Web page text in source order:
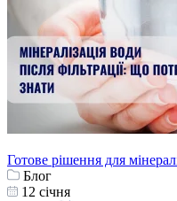
Готове рішення для
Блог
12 cічня